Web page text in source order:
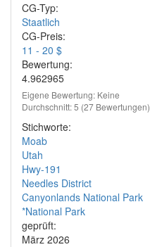
CG-Typ:
Staatlich
CG-Preis:
11 - 20 $
Bewertung:
4.962965
Eigene Bewertung: Keine
Durchschnitt:5 (27 Bewertungen)
Stichworte:
Moab
Utah
Hwy-191
Needles District
Canyonlands National Park
*National Park
geprüft:
März 2026